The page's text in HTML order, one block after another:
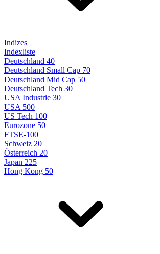
Indizes
Indexliste
Deutschland 40
Deutschland Small Cap 70
Deutschland Mid Cap 50
Deutschland Tech 30
USA Industrie 30
USA 500
US Tech 100
Eurozone 50
FTSE-100
Schweiz 20
Österreich 20
Japan 225
Hong Kong 50